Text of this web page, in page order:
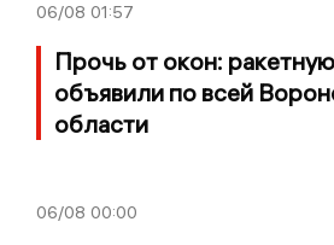
06/08 01:57
Прочь от окон:
объявили по всей
области
06/08 00:00